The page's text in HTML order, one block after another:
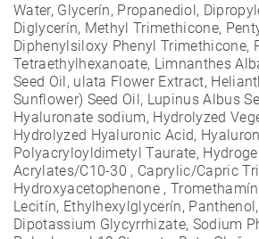
Water, Glycerín, Propanediol,
Diglycerín, Methyl Trimethicone,
Diphenylsiloxy Phenyl Trimethicone,
Tetraethylhexanoate, Limnanthes
Seed Oil, ulata Flower Extract,
Sunflower) Seed Oil, Lupinus Albus
Hyaluronate sodium, Hydrolyzed
Hydrolyzed Hyaluronic Acid,
Polyacryloyldimetyl Taurate,
Acrylates/C10-30 , Caprylic/Capric
Hydroxyacetophenone ,
Lecitín, Ethylhexylglycerín,
Dipotassium Glycyrrhizate, Sodium